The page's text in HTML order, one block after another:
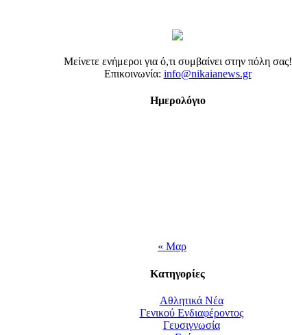
Μείνετε ενήμεροι για ό,τι συμβαίνει στην πόλη σας!
Επικοινωνία: info@nikaianews.gr
Ημερολόγιο
« Μαρ
Κατηγορίες
Αθλητικά Νέα
Γενικού Ενδιαφέροντος
Γευσιγνωσία